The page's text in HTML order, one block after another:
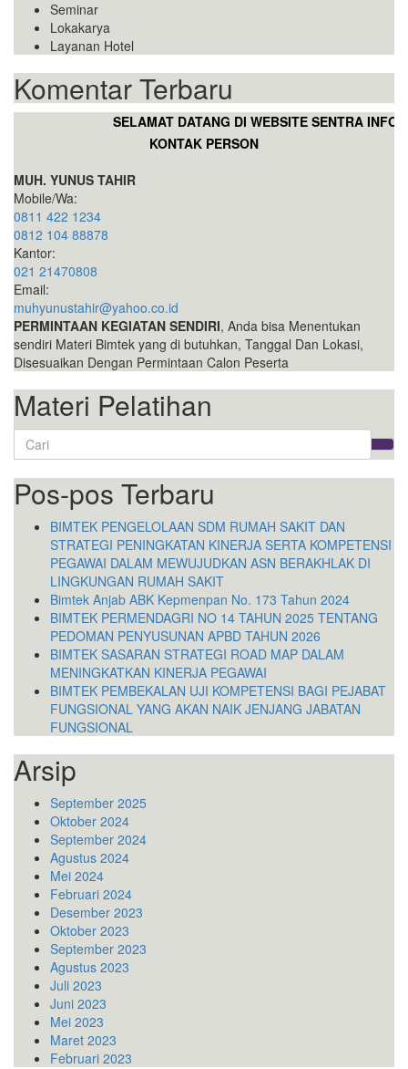
Seminar
Lokakarya
Layanan Hotel
Komentar Terbaru
SELAMAT DATANG DI WEBSITE SENTRA
KONTAK PERSON
MUH. YUNUS TAHIR
Mobile/Wa:
0811 422 1234
0812 104 88878
Kantor:
021 21470808
Email:
muhyunustahir@yahoo.co.id
PERMINTAAN KEGIATAN SENDIRI, Anda bisa Menentukan
sendiri Materi Bimtek yang di butuhkan, Tanggal Dan Lokasi,
Disesuaikan Dengan Permintaan Calon Peserta
Materi Pelatihan
Search
for:
Pos-pos Terbaru
BIMTEK PENGELOLAAN SDM RUMAH SAKIT DAN
STRATEGI PENINGKATAN KINERJA SERTA KOMPETENSI
PEGAWAI DALAM MEWUJUDKAN ASN BERAKHLAK DI
LINGKUNGAN RUMAH SAKIT
Bimtek Anjab ABK Kepmenpan No. 173 Tahun 2024
BIMTEK PERMENDAGRI NO 14 TAHUN 2025 TENTANG
PEDOMAN PENYUSUNAN APBD TAHUN 2026
BIMTEK SASARAN STRATEGI ROAD MAP DALAM
MENINGKATKAN KINERJA PEGAWAI
BIMTEK PEMBEKALAN UJI KOMPETENSI BAGI PEJABAT
FUNGSIONAL YANG AKAN NAIK JENJANG JABATAN
FUNGSIONAL
Arsip
September 2025
Oktober 2024
September 2024
Agustus 2024
Mei 2024
Februari 2024
Desember 2023
Oktober 2023
September 2023
Agustus 2023
Juli 2023
Juni 2023
Mei 2023
Maret 2023
Februari 2023